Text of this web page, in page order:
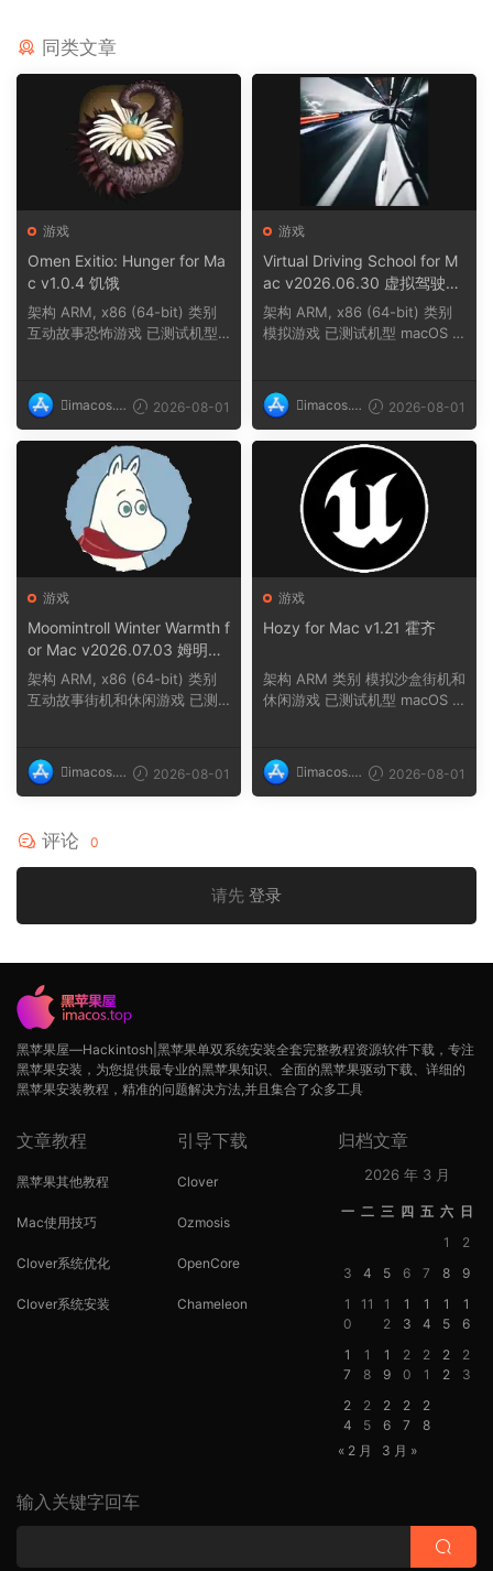
同类文章
游戏
Omen Exitio: Hunger for Ma
c v1.0.4 饥饿
架构 ARM, x86 (64-bit) 类别
互动故事恐怖游戏 已测试机型
imacos.t
op
2026-08-01
游戏
Virtual Driving School for M
ac v2026.06.30 虚拟驾驶学
校
架构 ARM, x86 (64-bit) 类别
模拟游戏 已测试机型 macOS T
imacos.t
op
2026-08-01
游戏
Moomintroll Winter Warmth f
or Mac v2026.07.03 姆明冬
日暖阳
架构 ARM, x86 (64-bit) 类别
互动故事街机和休闲游戏 已测
imacos.t
op
2026-08-01
游戏
Hozy for Mac v1.21 霍齐
架构 ARM 类别 模拟沙盒街机和
休闲游戏 已测试机型 macOS T
imacos.t
op
2026-08-01
评论 0
请先 登录
黑苹果屋—Hackintosh|黑苹果单双系统安装全套完整教程资源软件下载，专注
黑苹果安装，为您提供最专业的黑苹果知识、全面的黑苹果驱动下载、详细的
黑苹果安装教程，精准的问题解决方法,并且集合了众多工具
文章教程
黑苹果其他教程
Mac使用技巧
Clover系统优化
Clover系统安装
引导下载
Clover
Ozmosis
OpenCore
Chameleon
归档文章
2026 年 3 月
一 二 三 四 五 六 日
1
2
3
4 5 6 7 8
9
1
0
11
1
2
1
3
1
4
1
5
1
6
1
7
1
8
1
9
2
0
2
1
2
2
2
3
2
4
2
5
2
6
2
7
2
8
« 2 月
3 月 »
输入关键字回车